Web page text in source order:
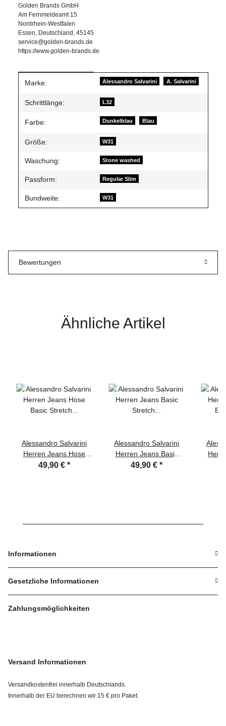
Golden Brands GmbH
Am Fernmeldeamt 15
Nordrhein-Westfalen
Essen, Deutschland, 45145
service@golden-brands.de
https://www.golden-brands.de
Produkteigenschaft
Wert
Marke: Alessandro Salvarini A. Salvarini
Schrittlänge: L32
Farbe: Dunkelblau Blau
Größe: W31
Waschung: Stone washed
Passform: Regular Slim
Bundweite: W31
Bewertungen
Ähnliche Artikel
Alessandro Salvarini
Herren Jeans Hose
Basic Stretch
49,90 € *
Alessandro Salvarini
Herren Jeans Basic
Stretch Dunkelblau
49,90 € *
Informationen
Gesetzliche Informationen
Zahlungsmöglichkeiten
Versand Informationen
Versandkostenfrei innerhalb Deutschlands.
Innerhalb der EU berechnen wir 15 € pro Paket.